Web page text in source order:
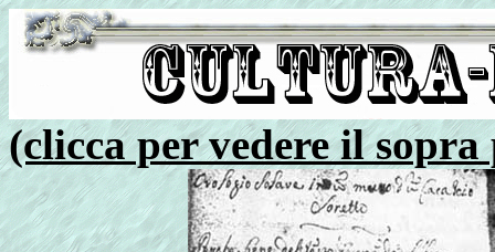
(clicca per vedere il